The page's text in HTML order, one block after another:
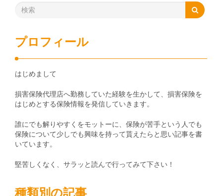
プロフィール
はじめまして
損害保険代理店へ勤務していた経験を生かして、損害保険を
はじめとする保険情報を発信していきます。
誰にでも解りやすくをモットーに、保険が苦手という人でも
保険について少しでも興味を持って貰えたらと思い記事を書
いています。
堅苦しくなく、サラッと読んで行ってみて下さい！
種類別の記事